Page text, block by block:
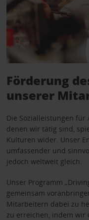
Förderung
unserer
Die Sozialleistungen
denen wir tätig sind,
Kulturen wider. Unser
umfassender und
jedoch weltweit gleich.
Unser Programm
gemeinsam
Mitarbeitern dabei zu
zu erreichen, indem wir